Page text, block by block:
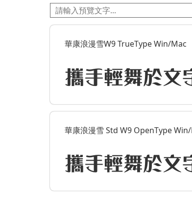
華康浪漫雪W9 TrueType Win/Mac
攜手輕舞於文
華康浪漫雪 Std W9 OpenType
攜手輕舞於文